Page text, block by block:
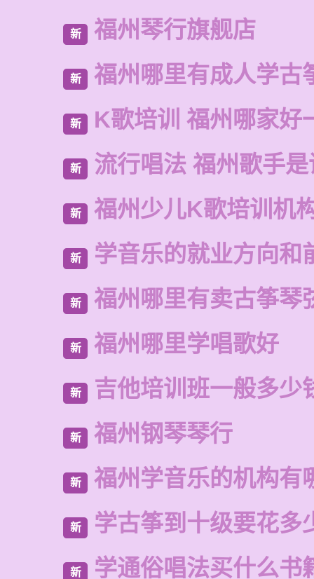
新 福州琴行旗舰店
新 福州哪里有成人学古
新 K歌培训 福州哪家好
新 流行唱法 福州歌手
新 福州少儿K歌培训机
新 学音乐的就业方向和
新 福州哪里有卖古筝琴
新 福州哪里学唱歌好
新 吉他培训班一般多少
新 福州钢琴琴行
新 福州学音乐的机构有
新 学古筝到十级要花多
新 学通俗唱法买什么书